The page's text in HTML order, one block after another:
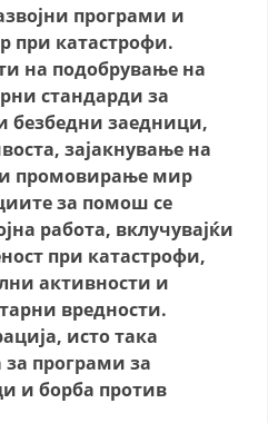
програми и
при катастрофи.
на подобрување на
стандарди за
безбедни заедници,
зајакнување на
и промовирање мир
за помош се
работа, вклучувајќи
при катастрофи,
активности и
вредности.
исто така
програми за
и борба против